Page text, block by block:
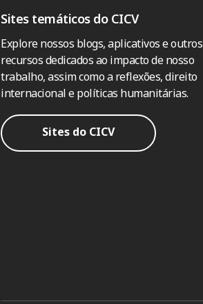
Sites temáticos do CICV
Explore nossos blogs, aplicativos e outros
recursos dedicados ao impacto de nosso
trabalho, assim como a reflexões, direito
internacional e políticas humanitárias.
Sites do CICV